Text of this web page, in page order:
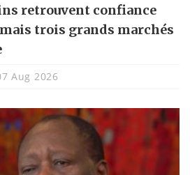
retrouvent confiance
trois grands marchés
Aug 2026